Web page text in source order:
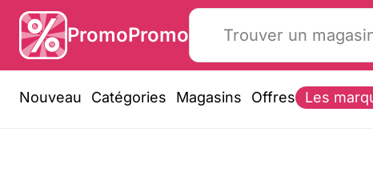
PromoPromo
Nouveau Catégories Magasins Offres Les